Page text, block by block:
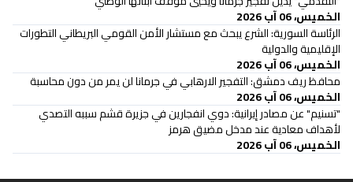
الخميس، 06 آب 2026
الرئاسة السورية: الشرع يبحث مع مستشار الأمن القومي البريطاني التطورات
الإقليمية والدولية
الخميس، 06 آب 2026
محافظ ريف دمشق: التفجير الارهابي في جرمانا لن يمر من دون محاسبة
الخميس، 06 آب 2026
"تسنيم" عن مصادر إيرانية: دوي انفجارين في جزيرة قشم سببه التصدي
لأهداف معادية عند مدخل مضيق هرمز
الخميس، 06 آب 2026